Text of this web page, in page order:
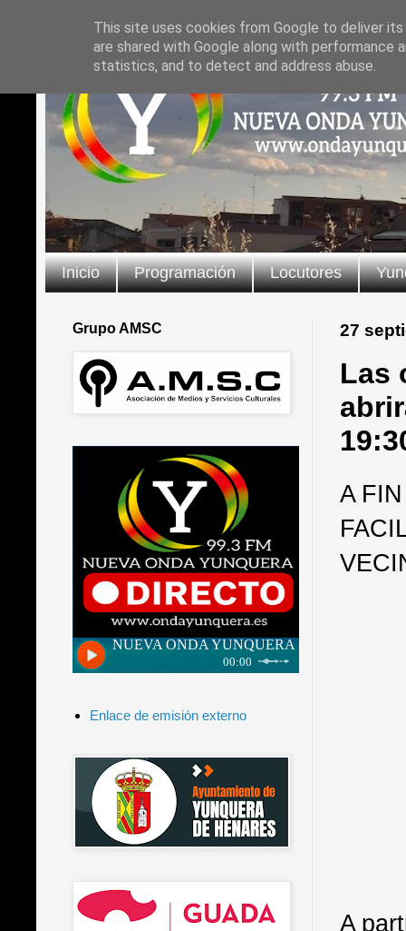
Inicio Programación Locutores
27
Las
A
A
Grupo AMSC
Enlace de emisión externo
This site uses cookies from Google to deliver
are shared with Google along with
statistics, and to detect and address abuse.